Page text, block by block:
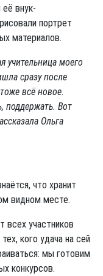
внук-
портрет
материалов.
учительница моего
сразу после
всё новое.
поддержать. Вот
Ольга
что хранит
видном месте.
всех участников
кого удача на сей
мы готовим
конкурсов.